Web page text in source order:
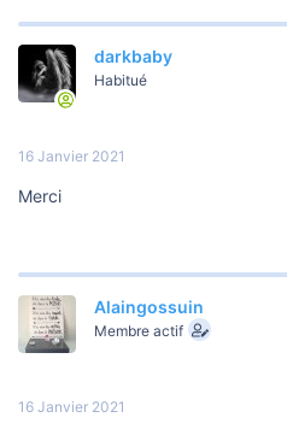
darkbaby
Habitué
16 Janvier 2021
Merci
Alaingossuin
Membre actif
16 Janvier 2021